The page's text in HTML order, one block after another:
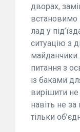
дворах,
встановимо
лад у
ситуацію з
майданчики.
питання з
із баками
вирішити
навіть не
тільки